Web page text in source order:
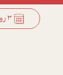
3 روز قبل